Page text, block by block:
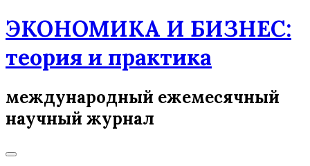
Skip
to
ЭКОНОМИКА И БИЗНЕС:
теория и практика
международный ежемесячный
научный журнал